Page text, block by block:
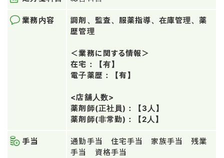
業務内容
調剤、監査、服薬指導、在庫管理、薬
歴管理
＜業務に関する情報＞
在宅：【有】
電子薬歴：【有】
<店舗人数>
薬剤師(正社員)：【3人】
薬剤師(非常勤)：【2人】
手当
通勤手当 住宅手当 家族手当 残業
手当 資格手当